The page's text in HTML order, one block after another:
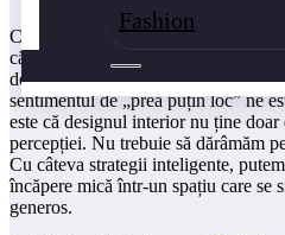
Fashion
Cine nu s-a lovit, măcar o dată, de
că vorbim de o garsonieră cochetă
de copil în continuă schimbare sau
sentimentul de „prea puțin loc” ne
este că designul interior nu ține doar
percepției. Nu trebuie să dărâmăm
Cu câteva strategii inteligente,
încăpere mică într-un spațiu care se
generos.